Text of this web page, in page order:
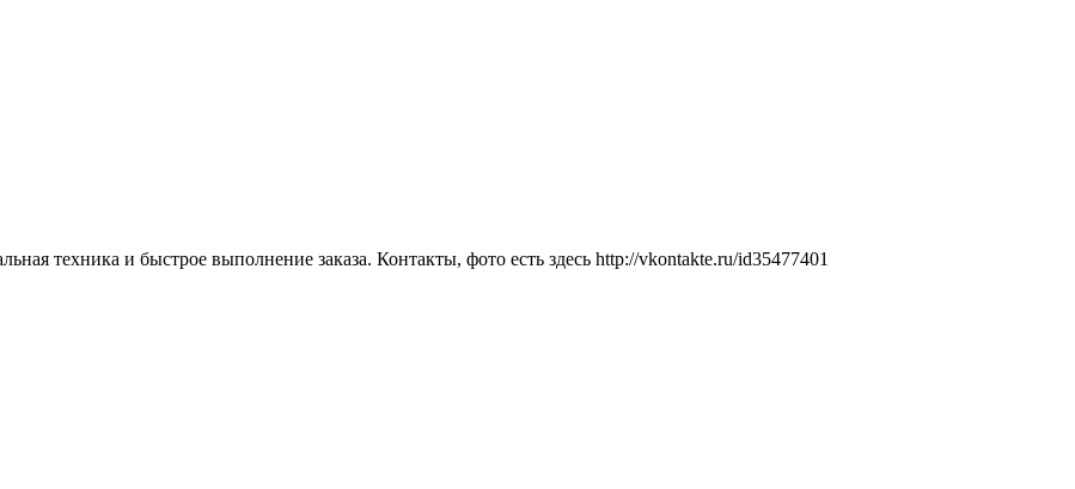
техника и быстрое выполнение заказа. Контакты, фото есть здесь http://vkontakte.ru/id35477401